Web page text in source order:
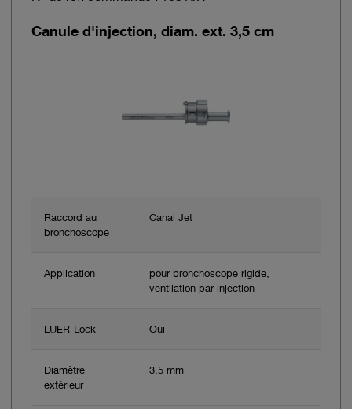
Canule d'injection, diam. ext. 3,5 cm
Raccord au
bronchoscope
Canal Jet
Application
pour bronchoscope rigide,
ventilation par injection
LUER-Lock Oui
Diamètre
extérieur
3,5 mm